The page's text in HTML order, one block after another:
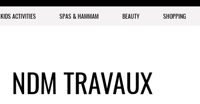
KIDS ACTIVITIES SPAS & HAMMAM BEAUTY SHOPPING
NDM TRAVAUX